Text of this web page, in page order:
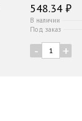
548.34 ₽
В наличии
Под заказ
- +